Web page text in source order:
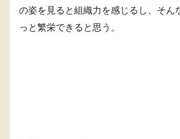
の姿を見ると組織力を感じるし、そん
っと繁栄できると思う。